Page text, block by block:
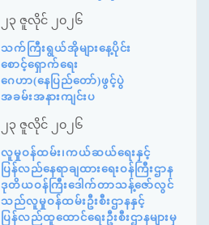
၂၃ ဇူလိုင် ၂၀၂၆
သက်ကြီးရွယ်အိုများနေ့ပိုင်း
စောင့်ရှောက်ရေး
ဂေဟာ(နေပြည်တော်)ဖွင့်ပွဲ
အခမ်းအနားကျင်းပ
၂၃ ဇူလိုင် ၂၀၂၆
လူမှုဝန်ထမ်း၊ကယ်ဆယ်ရေးနှင့်
ပြန်လည်နေရာချထားရေးဝန်ကြီးဌာန
ဒုတိယဝန်ကြီးဒေါက်တာသန့်ဇော်လွင်
သည်လူမှုဝန်ထမ်းဦးစီးဌာနနှင့်
ပြန်လည်ထူထောင်ရေးဦးစီးဌာနများမှ